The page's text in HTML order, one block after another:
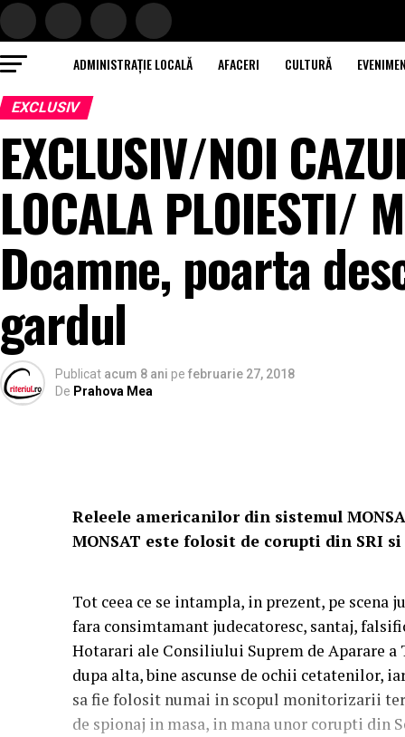
ADMINISTRAȚIE LOCALĂ AFACERI CULTURĂ
EXCLUSIV
EXCLUSIV/NOI
LOCALA PLOIESTI/
Doamne, poarta
gardul
Publicat acum 8 ani pe februarie 27, 2018
De Prahova Mea
Releele americanilor din sistemul
MONSAT este folosit de corupti din SRI
Tot ceea ce se intampla, in prezent, pe
fara consimtamant judecatoresc, santaj,
Hotarari ale Consiliului Suprem de Aparare a
dupa alta, bine ascunse de ochii cetatenilor,
sa fie folosit numai in scopul monitorizarii
de spionaj in masa, in mana unor corupti din